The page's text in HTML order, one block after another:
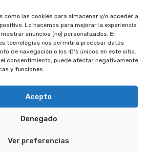
como las cookies para almacenar y/o acceder a
Lo hacemos para mejorar la experiencia
anuncios (no) personalizados. El
tecnologías nos permitirá procesar datos
de navegación o los ID's únicos en este sitio.
consentimiento, puede afectar negativamente
y funciones.
Acepto
Denegado
Ver preferencias
para determinar la viabilidad
AFEBAN, nuestro objetivo
y defender los derechos de
afectados por la banca y los
en España. Si sospecha que
puede contener una
le invitamos a ponerse en
Nuestro equipo de